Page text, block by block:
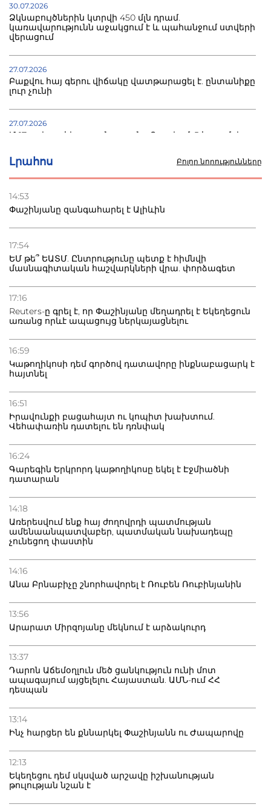
Լրահոս Բոլոր նորությունները
14:53
Փաշինյանը զանգահարել է Ալիևին
17:54
ԵՄ թե՞ ԵԱՏՄ. Ընտրությունը պետք է հիմնվի
մասնագիտական հաշվարկների վրա. փորձագետ
17:16
Reuters-ը գրել է, որ Փաշինյանը մեղադրել է Եկեղեցուն
առանց որևէ ապացույց ներկայացնելու
16:59
Կաթողիկոսի դեմ գործով դատավորը ինքնաբացարկ է
հայտնել
16:51
Իրավունքի բացահայտ ու կոպիտ խախտում.
Վեհափառին դատելու են դռնփակ
16:24
Գարեգին Երկրորդ կաթողիկոսը եկել է Էջմիածնի
դատարան
14:18
Առերեսվում ենք հայ ժողովրդի պատմության
ամենաանպատվաբեր, պատմական նախադեպը
չունեցող փաստին
14:16
Անա Բրնաբիչը շնորհավորել է Ռուբեն Ռուբինյանին
13:56
Արարատ Միրզոյանը մեկնում է արձակուրդ
13:37
Դարոն Աճեմօղլուն մեծ ցանկություն ունի մոտ
ապագայում այցելելու Հայաստան. ԱՄՆ-ում ՀՀ
դեսպան
13:14
Ինչ հարցեր են քննարկել Փաշինյանն ու Ժապարովը
12:13
Եկեղեցու դեմ սկսված արշավը իշխանության
թուլության նշան է
30.07.2026
Ձկնաբույծներին կտրվի 450 մլն դրամ.
կառավարությունն աջակցում է և պահանջում ստվերի
վերացում
27.07.2026
Բաքվու հայ գերու վիճակը վատթարացել է. ընտանիքը
լուր չունի
27.07.2026
Մ-17 աշխարհի առաջնությունը Բաքվում. 5 հայ ըմբիշ
22.07.2026
տուժածներ կան
21.07.2026
Դատվածություն ունեցող միգրանտներին կարգելվի
բնակվել Ռուսաստանում
20.07.2026
Բաքվի բանտից գեներալ Մանուկյանը դիմել է
Փաշինյանին